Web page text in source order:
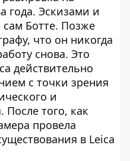
года. Эскизами и
сам Ботте. Позже
что он никогда
снова. Это
действительно
с точки зрения
и
После того, как
провела
в Leica